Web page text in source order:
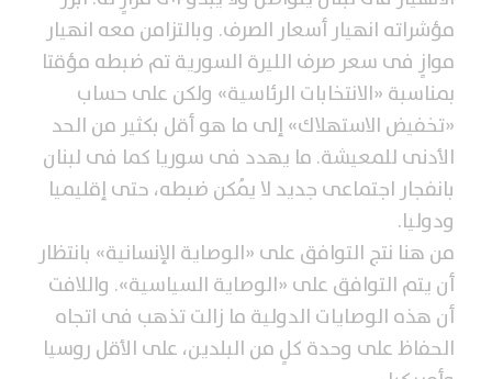
مؤشراته انهيار أسعار الصرف. وبالتزامن معه انهيار
موازٍ فى سعر صرف الليرة السورية تم ضبطه مؤقتا
بمناسبة «الانتخابات الرئاسية» ولكن على حساب
«تخفيض الاستهلاك» إلى ما هو أقل بكثير من الحد
الأدنى للمعيشة. ما يهدد فى سوريا كما فى لبنان
بانفجار اجتماعى جديد لا يُمكن ضبطه، حتى إقليميا
ودوليا.
من هنا نتج التوافق على «الوصاية الإنسانية» بانتظار
أن يتم التوافق على «الوصاية السياسية». واللافت
أن هذه الوصايات الدولية ما زالت تذهب فى اتجاه
الحفاظ على وحدة كلٍ من البلدين، على الأقل روسيا